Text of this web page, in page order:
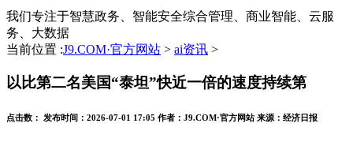
我们专注于智慧政务、智能安全综合管理、商业智能、云服
务、大数据
当前位置 :J9.COM·官方网站 > ai资讯 >
以比第二名美国“泰坦”快近一倍的速度持续第
点击数： 发布时间： 2026-07-01 17:05 作者： J9.COM·官方网站 来源： 经济日报